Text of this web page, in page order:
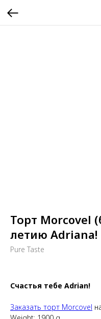
Торт Morcovel
летию Adriana!
Pure Taste
Счастья тебе Adrian!
Заказать торт Morcovel